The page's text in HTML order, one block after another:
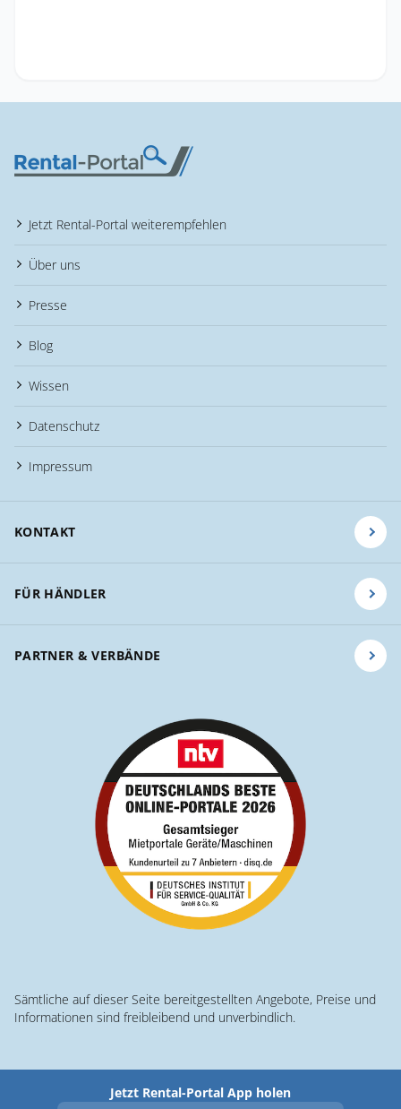
Jetzt Rental-Portal weiterempfehlen
Über uns
Presse
Blog
Wissen
Datenschutz
Impressum
KONTAKT
FÜR HÄNDLER
PARTNER & VERBÄNDE
Sämtliche auf dieser Seite bereitgestellten Angebote, Preise und
Informationen sind freibleibend und unverbindlich.
Jetzt Rental-Portal App holen